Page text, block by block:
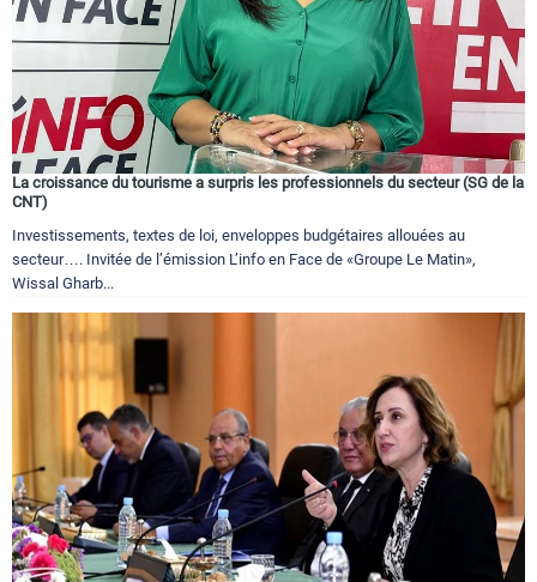
La croissance du tourisme a surpris les professionnels du secteur (SG de la
CNT)
Investissements, textes de loi, enveloppes budgétaires allouées au
secteur…. Invitée de l’émission L’info en Face de «Groupe Le Matin»,
Wissal Gharb...